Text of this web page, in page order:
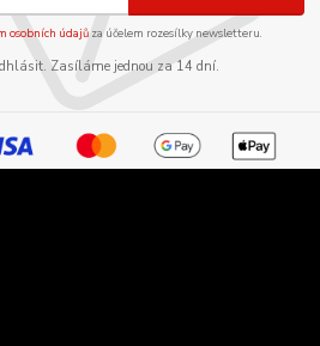
osobních údajůza účelem rozesílky newsletteru.
Zasíláme jednou za 14 dní.